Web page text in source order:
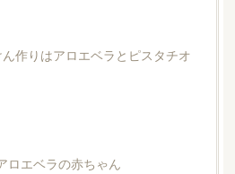
作りはアロエベラとピスタチオ
ロエベラの赤ちゃん